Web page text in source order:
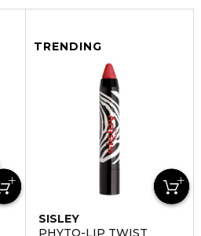
TRENDING
SISLEY
PHYTO-LIP TWIST